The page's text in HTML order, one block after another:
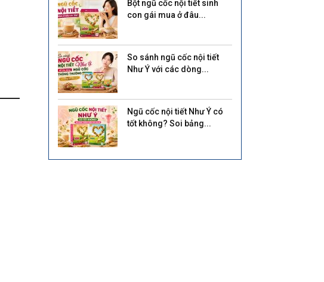
Bột ngũ cốc nội tiết sinh
con gái mua ở đâu...
So sánh ngũ cốc nội tiết
Như Ý với các dòng...
Ngũ cốc nội tiết Như Ý có
tốt không? Soi bảng...